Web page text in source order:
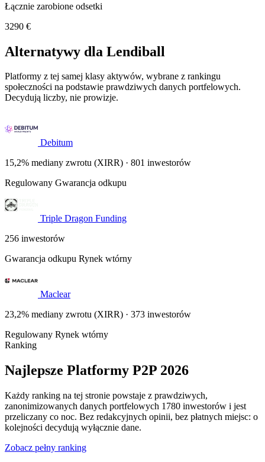
Łącznie zarobione odsetki
3290 €
Alternatywy dla Lendiball
Platformy z tej samej klasy aktywów, wybrane z rankingu
społeczności na podstawie prawdziwych danych portfelowych.
Decydują liczby, nie prowizje.
Debitum
15,2% mediany zwrotu (XIRR) · 801 inwestorów
Regulowany Gwarancja odkupu
Triple Dragon Funding
256 inwestorów
Gwarancja odkupu Rynek wtórny
Maclear
23,2% mediany zwrotu (XIRR) · 373 inwestorów
Regulowany Rynek wtórny
Ranking
Najlepsze Platformy P2P 2026
Każdy ranking na tej stronie powstaje z prawdziwych,
zanonimizowanych danych portfelowych 1780 inwestorów i jest
przeliczany co noc. Bez redakcyjnych opinii, bez płatnych miejsc: o
kolejności decydują wyłącznie dane.
Zobacz pełny ranking